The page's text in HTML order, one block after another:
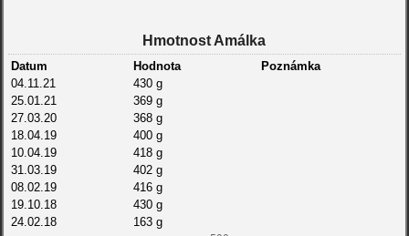
Hmotnost Amálka
Datum Hodnota
Poznámka
04.11.21
430 g
25.01.21
369 g
27.03.20
368 g
18.04.19
400 g
10.04.19
418 g
31.03.19
402 g
08.02.19
416 g
19.10.18
430 g
24.02.18
163 g